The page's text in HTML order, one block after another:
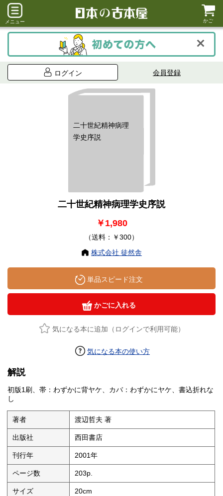
メニュー かご
ログイン 会員登録
二十世紀精神病理
学史序説
二十世紀精神病理学史序説
￥1,980
（送料：￥300）
株式会社 徒然舎
単品スピード注文
かごに入れる
気になる本に追加（ログインで利用可能）
気になる本の使い方
解説
初版1刷、帯：わずかに背ヤケ、カバ：わずかにヤケ、書込折れな
し
著者 渡辺哲夫 著
出版社 西田書店
刊行年 2001年
ページ数 203p.
サイズ 20cm